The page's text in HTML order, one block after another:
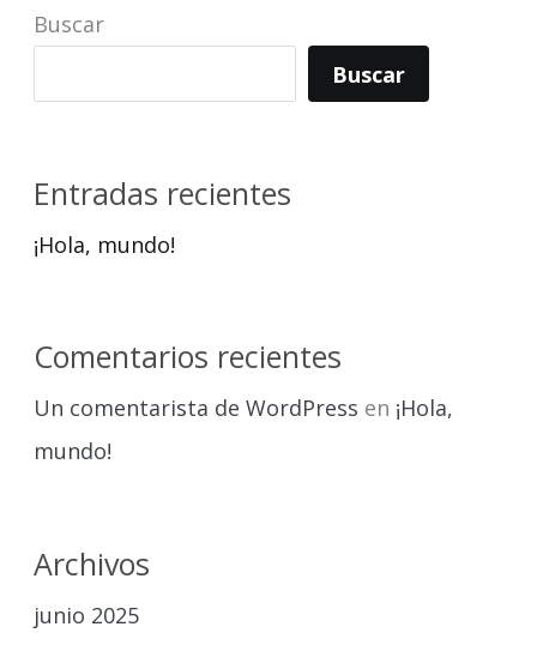
Buscar
Buscar
Entradas recientes
¡Hola, mundo!
Comentarios recientes
Un comentarista de WordPress en ¡Hola,
mundo!
Archivos
junio 2025